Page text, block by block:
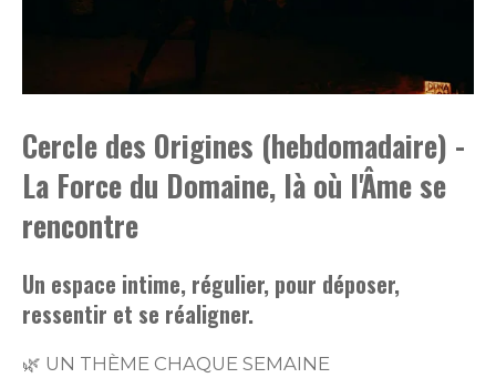
Cercle des Origines (hebdomadaire) -
La Force du Domaine, là où l'Âme se
rencontre
Un espace intime, régulier, pour déposer,
ressentir et se réaligner.
🌿 UN THÈME CHAQUE SEMAINE